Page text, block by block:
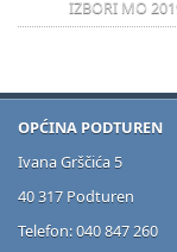
IZBORI MO
OPĆINA PODTUREN
Ivana Grščića 5
40 317 Podturen
Telefon: 040 847 260